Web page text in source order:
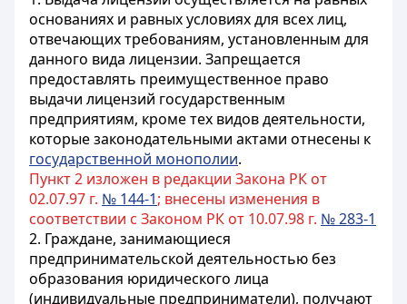
основаниях и равных условиях для всех лиц,
отвечающих требованиям, установленным для
данного вида лицензии. Запрещается
предоставлять преимущественное право
выдачи лицензий государственным
предприятиям, кроме тех видов деятельности,
которые законодательными актами отнесены к
государственной монополии.
Пункт 2 изложен в редакции Закона РК от
02.07.97 г. № 144-1; внесены изменения в
соответствии с Законом РК от 10.07.98 г. № 283-1
2. Граждане, занимающиеся
предпринимательской деятельностью без
образования юридического лица
(индивидуальные предприниматели), получают